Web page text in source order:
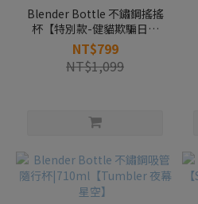
Blender Bottle 不鏽鋼搖搖
杯【特別款-健貓欺騙日】
25oz
NT$799
NT$1,099